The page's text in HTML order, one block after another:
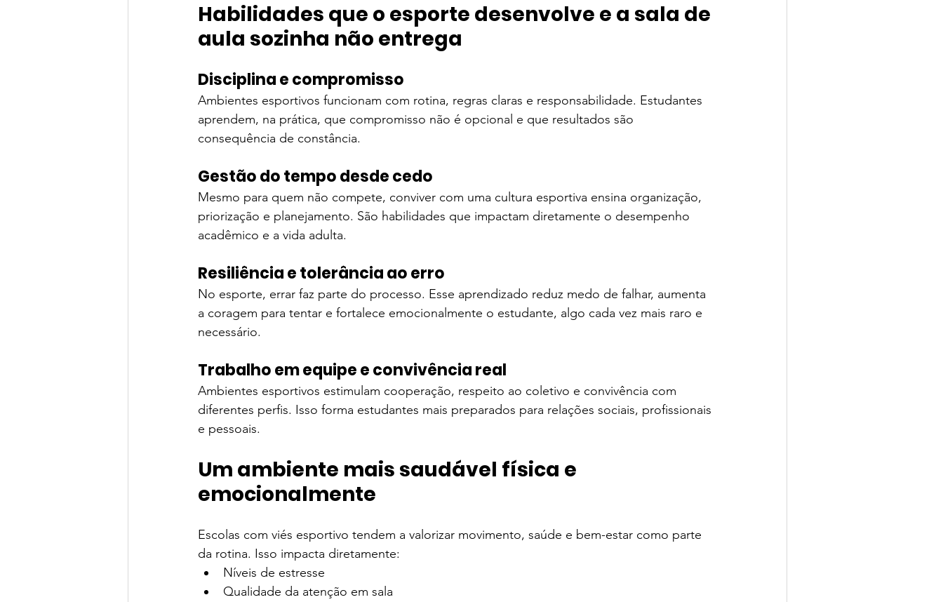
Habilidades que o esporte desenvolve e a sala de
aula sozinha não entrega
Disciplina e compromisso
Ambientes esportivos funcionam com rotina, regras claras e responsabilidade. Estudantes
aprendem, na prática, que compromisso não é opcional e que resultados são
consequência de constância.
Gestão do tempo desde cedo
Mesmo para quem não compete, conviver com uma cultura esportiva ensina organização,
priorização e planejamento. São habilidades que impactam diretamente o desempenho
acadêmico e a vida adulta.
Resiliência e tolerância ao erro
No esporte, errar faz parte do processo. Esse aprendizado reduz medo de falhar, aumenta
a coragem para tentar e fortalece emocionalmente o estudante, algo cada vez mais raro e
necessário.
Trabalho em equipe e convivência real
Ambientes esportivos estimulam cooperação, respeito ao coletivo e convivência com
diferentes perfis. Isso forma estudantes mais preparados para relações sociais, profissionais
e pessoais.
Um ambiente mais saudável física e
emocionalmente
Escolas com viés esportivo tendem a valorizar movimento, saúde e bem-estar como parte
da rotina. Isso impacta diretamente:
Níveis de estresse
Qualidade da atenção em sala